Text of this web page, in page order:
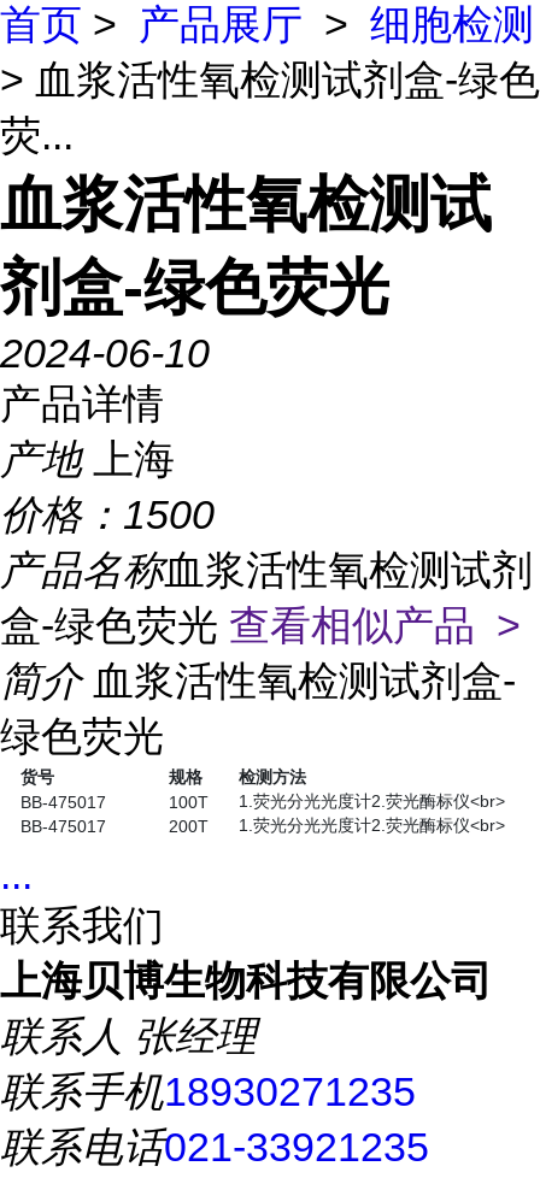
首页 > 产品展厅 > 细胞检测
> 血浆活性氧检测试剂盒-绿色
荧...
血浆活性氧检测试
剂盒-绿色荧光
2024-06-10
产品详情
产地
上海
价格： 1500
产品名称血浆活性氧检测试剂
盒-绿色荧光 查看相似产品 >
简介 血浆活性氧检测试剂盒-
绿色荧光
货号 规格
检测方法
BB-475017
100T
1.荧光分光光度计2.荧光酶标仪<br>
BB-475017
200T 1.荧光分光光度计2.荧光酶标仪<br>
...
联系我们
上海贝博生物科技有限公司
联系人 张经理
联系手机18930271235
联系电话021-33921235